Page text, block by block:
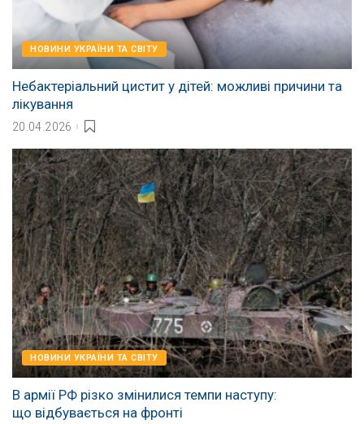
НОВИНИ УКРАЇНИ ТА СВІТУ
Небактеріальний цистит у дітей: можливі причини та
лікування
20.04.2026
НОВИНИ УКРАЇНИ ТА СВІТУ
В армії РФ різко змінилися темпи наступу:
що відбувається на фронті